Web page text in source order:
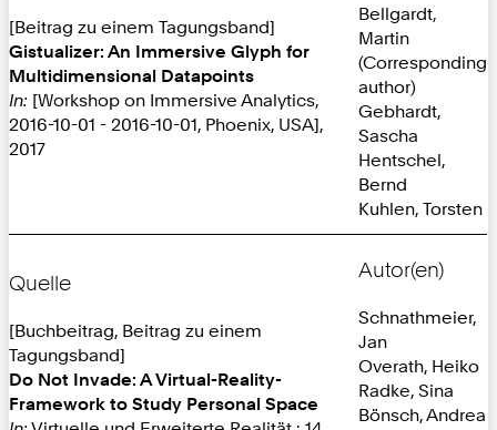
[Beitrag zu einem Tagungsband]
Gistualizer: An Immersive Glyph for
Multidimensional Datapoints
In: [Workshop on Immersive Analytics,
2016-10-01 - 2016-10-01, Phoenix, USA],
2017
Bellgardt,
Martin
(Corresponding
author)
Gebhardt,
Sascha
Hentschel,
Bernd
Kuhlen, Torsten
Quelle
[Buchbeitrag, Beitrag zu einem
Tagungsband]
Do Not Invade: A Virtual-Reality-
Framework to Study Personal Space
Autor(en)
Schnathmeier,
Jan
Overath, Heiko
Radke, Sina
Bönsch, Andrea